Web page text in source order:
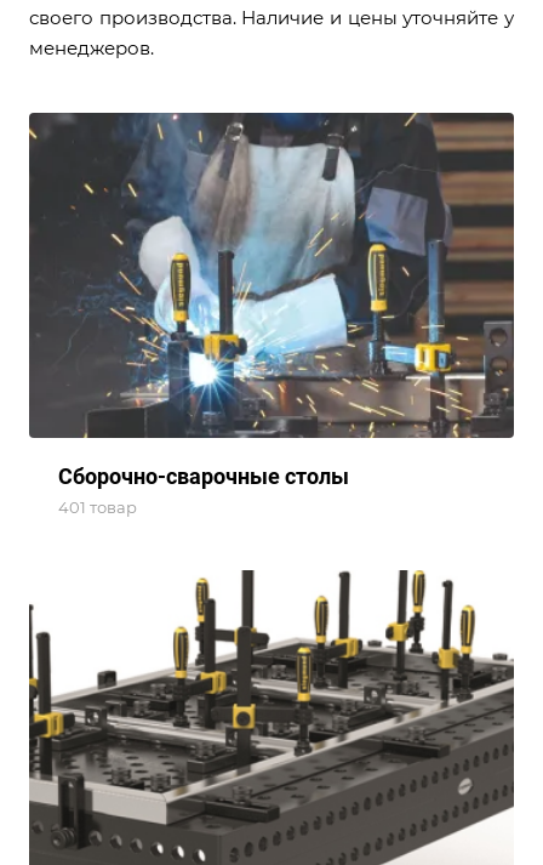
своего производства. Наличие и цены уточняйте у
менеджеров.
Сборочно-сварочные столы
401 товар